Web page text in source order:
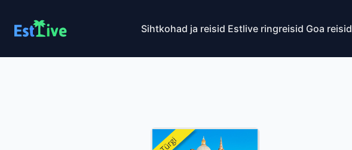
Sihtkohad ja reisid Estlive ringreisid Goa reisid